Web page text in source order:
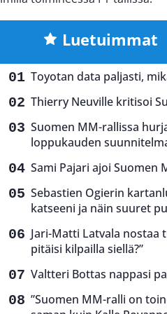
Luetuimmat
Toyotan data paljasti,
Thierry Neuville kritisoi
Suomen MM-rallissa
loppukauden
Sami Pajari ajoi
Sebastien Ogierin
katseeni ja näin suuret
Jari-Matti Latvala nostaa
pitäisi kilpailla siellä?”
Valtteri Bottas nappasi
”Suomen MM-ralli on